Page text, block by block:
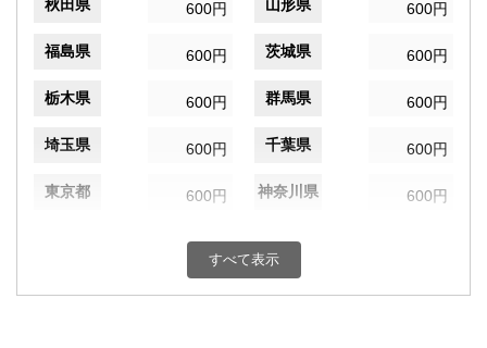
秋田県 600円 山形県 600円
福島県 600円 茨城県 600円
栃木県 600円 群馬県 600円
埼玉県 600円 千葉県 600円
東京都 600円 神奈川県 600円
600円 富山県
すべて表示